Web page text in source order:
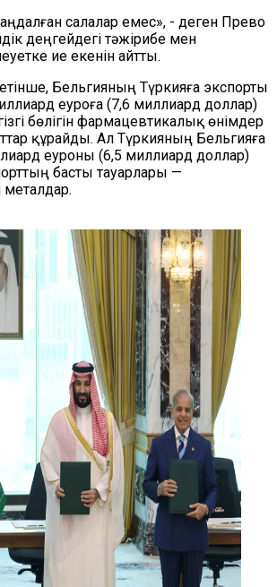
салалар емес», - деген Прево
деңгейдегі тәжірибе мен
ие екенін айтты.
Бельгияның Түркияға экспорты
еуроға (7,6 миллиард доллар)
бөлігін фармацевтикалық өнімдер
құрайды. Ал Түркияның Бельгияға
еуроны (6,5 миллиард доллар)
басты тауарлары —
металдар.